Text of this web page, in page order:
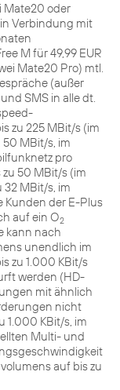
Mate20 oder
Verbindung mit
M für 49,99 EUR
Mate20 Pro) mtl.
(außer
SMS in alle dt.
zu 225 MBit/s (im
MBit/s, im
pro
50 MBit/s (im
MBit/s, im
Kunden der E-Plus
auf ein O2
kann nach
unendlich im
zu 1.000 KBit/s
werden (HD-
mit ähnlich
nicht
1.000 KBit/s, im
Multi- und
auf bis zu